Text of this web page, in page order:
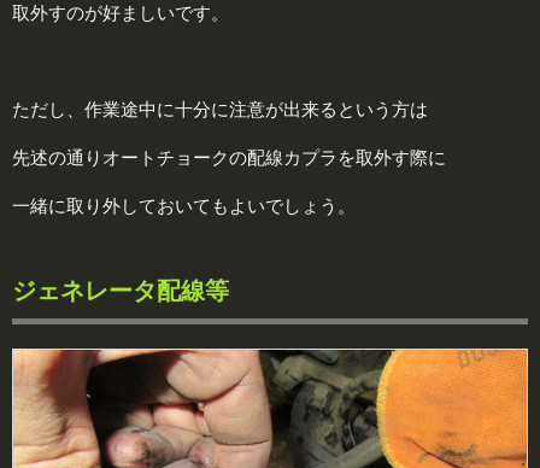
取外すのが好ましいです。
ただし、作業途中に十分に注意が出来るという方は
先述の通りオートチョークの配線カプラを取外す際に
一緒に取り外しておいてもよいでしょう。
ジェネレータ配線等